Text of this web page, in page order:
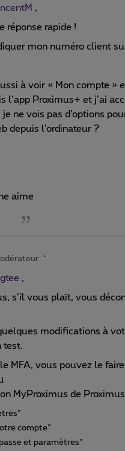
,
réponse rapide !
mon numéro client
à voir « Mon compte
l’app Proximus+ et j’ai
je ne vois pas d’options
depuis l’ordinateur ?
aime
,
s’il vous plaît, vous
modifications à
MFA, vous pouvez le
MyProximus de
compte”
et paramètres”